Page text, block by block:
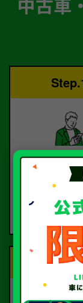
ご依
お電話または
ムより
ご依頼くださ